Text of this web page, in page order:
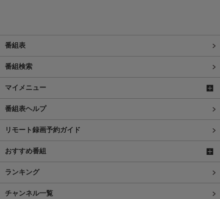
番組表
番組検索
マイメニュー
番組表ヘルプ
リモート録画予約ガイド
おすすめ番組
ランキング
チャンネル一覧